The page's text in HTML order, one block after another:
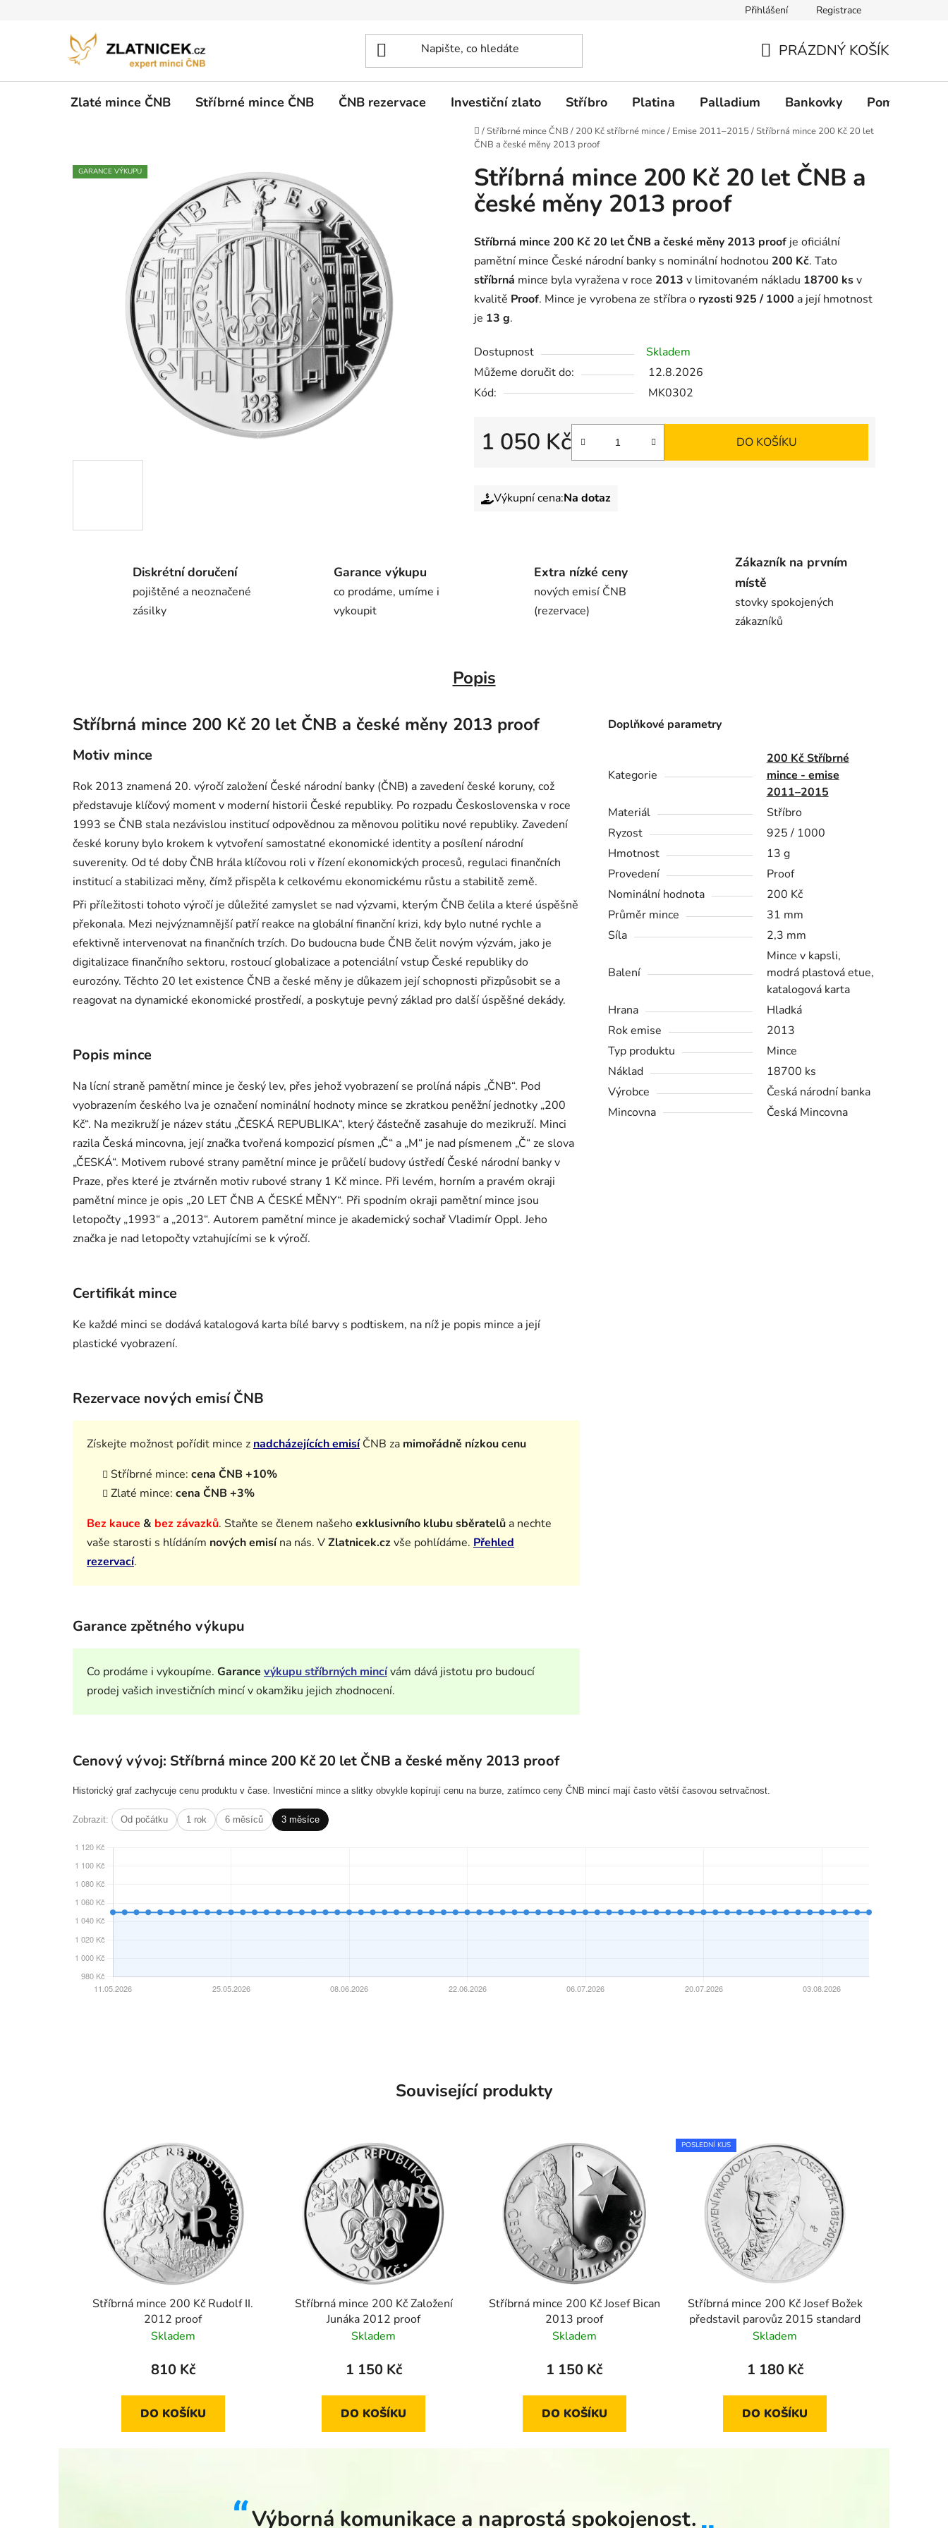
Přihlášení Registrace
PRÁZDNÝ KOŠÍK
Zlaté mince ČNB Stříbrné mince ČNB ČNB rezervace Investiční zlato Stříbro Platina Palladium Bankovky Pomůcky
Domů
/Stříbrné mince ČNB / 200 Kč stříbrné mince/ Emise 2011–2015/Stříbrná mince 200 Kč 20 let
ČNB a české měny 2013 proof
Stříbrná mince 200 Kč 20 let ČNB a
české měny 2013 proof
Stříbrná mince 200 Kč 20 let ČNB a české měny 2013 proof je oficiální
pamětní mince České národní banky s nominální hodnotou 200 Kč. Tato
stříbrná mince byla vyražena v roce 2013 v limitovaném nákladu 18700 ksv
kvalitě Proof. Mince je vyrobena ze stříbra o ryzosti 925 / 1000 a její hmotnost
je 13 g.
Dostupnost
Skladem
Můžeme doručit do:
12.8.2026
Kód:
MK0302
1 050 Kč DO KOŠÍKU
Výkupní cena:Na dotaz
GARANCE VÝKUPU
Diskrétní doručení
pojištěné a neoznačené
zásilky
Garance výkupu
co prodáme, umíme i
vykoupit
Extra nízké ceny
nových emisí ČNB
(rezervace)
Zákazník na prvním
místě
stovky spokojených
zákazníků
Popis
Stříbrná mince 200 Kč 20 let ČNB a české měny 2013 proof
Motiv mince
Rok 2013 znamená 20. výročí založení České národní banky (ČNB) a zavedení české koruny, což
představuje klíčový moment v moderní historii České republiky. Po rozpadu Československa v roce
1993 se ČNB stala nezávislou institucí odpovědnou za měnovou politiku nové republiky. Zavedení
české koruny bylo krokem k vytvoření samostatné ekonomické identity a posílení národní
suverenity. Od té doby ČNB hrála klíčovou roli v řízení ekonomických procesů, regulaci finančních
institucí a stabilizaci měny, čímž přispěla k celkovému ekonomickému růstu a stabilitě země.
Při příležitosti tohoto výročí je důležité zamyslet se nad výzvami, kterým ČNB čelila a které úspěšně
překonala. Mezi nejvýznamnější patří reakce na globální finanční krizi, kdy bylo nutné rychle a
efektivně intervenovat na finančních trzích. Do budoucna bude ČNB čelit novým výzvám, jako je
digitalizace finančního sektoru, rostoucí globalizace a potenciální vstup České republiky do
eurozóny. Těchto 20 let existence ČNB a české měny je důkazem její schopnosti přizpůsobit se a
reagovat na dynamické ekonomické prostředí, a poskytuje pevný základ pro další úspěšné dekády.
Popis mince
Na lícní straně pamětní mince je český lev, přes jehož vyobrazení se prolíná nápis „ČNB“. Pod
vyobrazením českého lva je označení nominální hodnoty mince se zkratkou peněžní jednotky „200
Kč“. Na mezikruží je název státu „ČESKÁ REPUBLIKA“, který částečně zasahuje do mezikruží. Minci
razila Česká mincovna, její značka tvořená kompozicí písmen „Č“ a „M“ je nad písmenem „Č“ ze slova
„ČESKÁ“. Motivem rubové strany pamětní mince je průčelí budovy ústředí České národní banky v
Praze, přes které je ztvárněn motiv rubové strany 1 Kč mince. Při levém, horním a pravém okraji
pamětní mince je opis „20 LET ČNB A ČESKÉ MĚNY“. Při spodním okraji pamětní mince jsou
letopočty „1993“ a „2013“. Autorem pamětní mince je akademický sochař Vladimír Oppl. Jeho
značka je nad letopočty vztahujícími se k výročí.
Certifikát mince
Ke každé minci se dodává katalogová karta bílé barvy s podtiskem, na níž je popis mince a její
plastické vyobrazení.
Rezervace nových emisí ČNB
Získejte možnost pořídit mince z nadcházejících emisíČNB za mimořádně nízkou cenu
Stříbrné mince: cena ČNB +10%
Zlaté mince: cena ČNB +3%
Bez kauce & bez závazků. Staňte se členem našehoexklusivního klubu sběratelů a nechte
vaše starosti s hlídáním nových emisína nás. VZlatnicek.czvše pohlídáme. Přehled
rezervací.
Garance zpětného výkupu
Co prodáme i vykoupíme. Garance výkupu stříbrných mincívám dává jistotu pro budoucí
prodej vašich investičních mincí v okamžiku jejich zhodnocení.
Doplňkové parametry
Kategorie
200 Kč Stříbrné
mince - emise
2011–2015
Materiál
Stříbro
Ryzost
925 / 1000
Hmotnost
13 g
Provedení
Proof
Nominální hodnota
200 Kč
Průměr mince
31 mm
Síla
2,3 mm
Balení
Mince v kapsli,
modrá plastová etue,
katalogová karta
Hrana
Hladká
Rok emise
2013
Typ produktu
Mince
Náklad
18700 ks
Výrobce
Česká národní banka
Mincovna
Česká Mincovna
Cenový vývoj: Stříbrná mince 200 Kč 20 let ČNB a české měny 2013 proof
Historický graf zachycuje cenu produktu v čase. Investiční mince a slitky obvykle kopírují cenu na burze, zatímco ceny ČNB mincí mají často větší časovou setrvačnost.
Zobrazit: Od počátku 1 rok 6 měsíců 3 měsíce
Související produkty
Stříbrná mince 200 Kč Rudolf II.
2012 proof
Skladem
810 Kč
DO KOŠÍKU
Stříbrná mince 200 Kč Založení
Junáka 2012 proof
Skladem
1 150 Kč
DO KOŠÍKU
Stříbrná mince 200 Kč Josef Bican
2013 proof
Skladem
1 150 Kč
DO KOŠÍKU
POSLEDNÍ KUS
Stříbrná mince 200 Kč Josef Božek
představil parovůz 2015 standard
Skladem
1 180 Kč
DO KOŠÍKU
Výborná komunikace a naprostá spokojenost.